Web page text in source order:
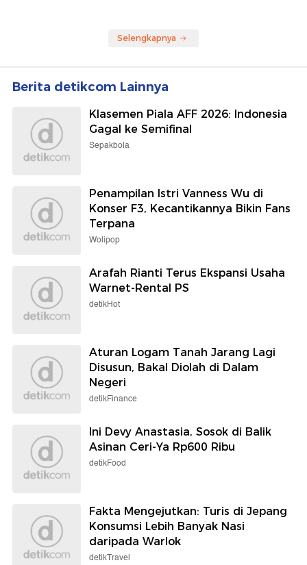
Selengkapnya
Berita detikcom Lainnya
Klasemen Piala AFF 2026: Indonesia
Gagal ke Semifinal
Sepakbola
Penampilan Istri Vanness Wu di
Konser F3, Kecantikannya Bikin Fans
Terpana
Wolipop
Arafah Rianti Terus Ekspansi Usaha
Warnet-Rental PS
detikHot
Aturan Logam Tanah Jarang Lagi
Disusun, Bakal Diolah di Dalam
Negeri
detikFinance
Ini Devy Anastasia, Sosok di Balik
Asinan Ceri-Ya Rp600 Ribu
detikFood
Fakta Mengejutkan: Turis di Jepang
Konsumsi Lebih Banyak Nasi
daripada Warlok
detikTravel